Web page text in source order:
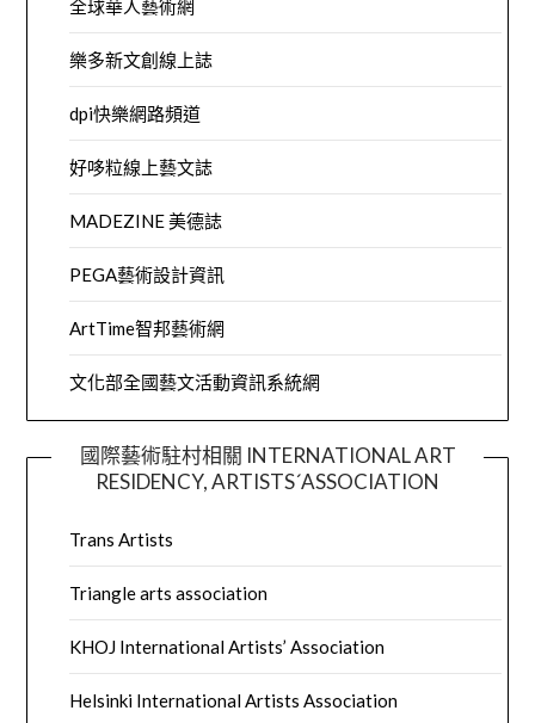
全球華人藝術網
樂多新文創線上誌
dpi快樂網路頻道
好哆粒線上藝文誌
MADEZINE 美德誌
PEGA藝術設計資訊
ArtTime智邦藝術網
文化部全國藝文活動資訊系統網
國際藝術駐村相關 INTERNATIONAL ART
RESIDENCY, ARTISTS´ASSOCIATION
Trans Artists
Triangle arts association
KHOJ International Artists’ Association
Helsinki International Artists Association